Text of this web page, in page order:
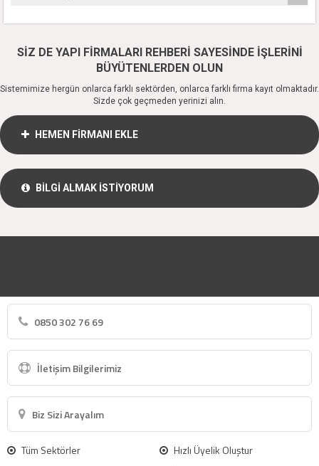
SİZ DE YAPI FİRMALARI REHBERİ SAYESİNDE İŞLERİNİ
BÜYÜTENLERDEN OLUN
Sistemimize hergün onlarca farklı sektörden, onlarca farklı firma kayıt olmaktadır.
Sizde çok geçmeden yerinizi alın.
HEMEN FİRMANI EKLE
BİLGİ ALMAK İSTİYORUM
0850 302 76 69
İletişim Bilgilerimiz
Biz Sizi Arayalım
Tüm Sektörler
Hızlı Üyelik Oluştur